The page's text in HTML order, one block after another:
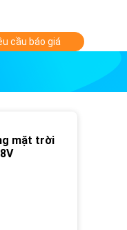
cầu báo giá
mặt trời